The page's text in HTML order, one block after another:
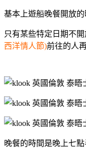
基本上遊船晚餐開放
只有某些特定日期不
西洋情人節)前往的人
晚餐的時間是晚上七